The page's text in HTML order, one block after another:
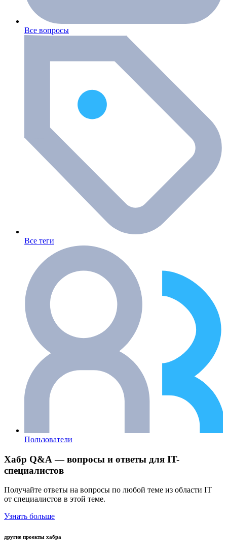
Все вопросы
Все теги
Пользователи
Хабр Q&A — вопросы и ответы для IT-
специалистов
Получайте ответы на вопросы по любой теме из области IT
от специалистов в этой теме.
Узнать больше
другие проекты хабра